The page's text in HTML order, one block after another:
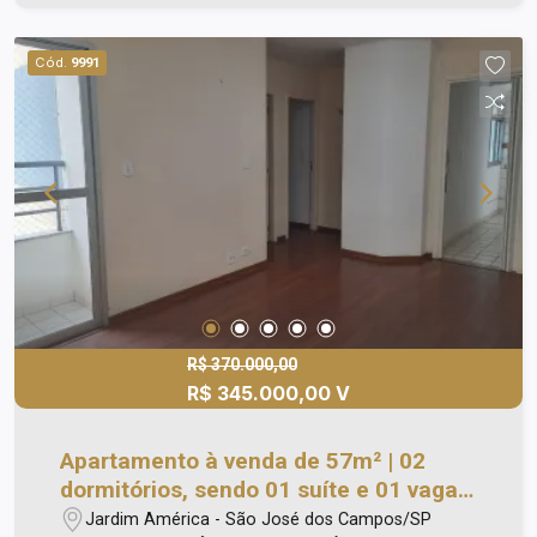
Cód. 9991
R$ 370.000,00
R$ 345.000,00 V
Apartamento à venda de 57m² | 02
dormitórios, sendo 01 suíte e 01 vaga
de garagem | Edifício Alameda dos
Jardim América - São José dos Campos/SP